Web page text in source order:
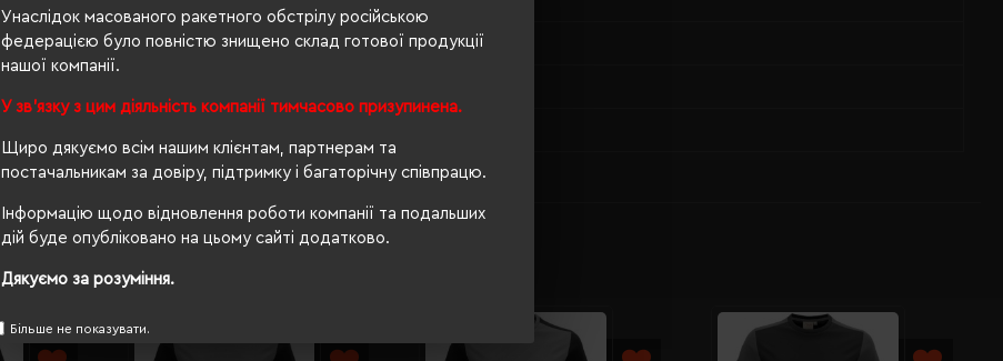
Унаслідок масованого ракетного обстрілу російською
федерацією було повністю знищено склад готової продукції
нашої компанії.
У зв'язку з цим діяльність компанії тимчасово призупинена.
Щиро дякуємо всім нашим клієнтам, партнерам та
постачальникам за довіру, підтримку і багаторічну співпрацю.
Інформацію щодо відновлення роботи компанії та подальших
дій буде опубліковано на цьому сайті додатково.
Дякуємо за розуміння.
Більше не показувати.
180 г/м²